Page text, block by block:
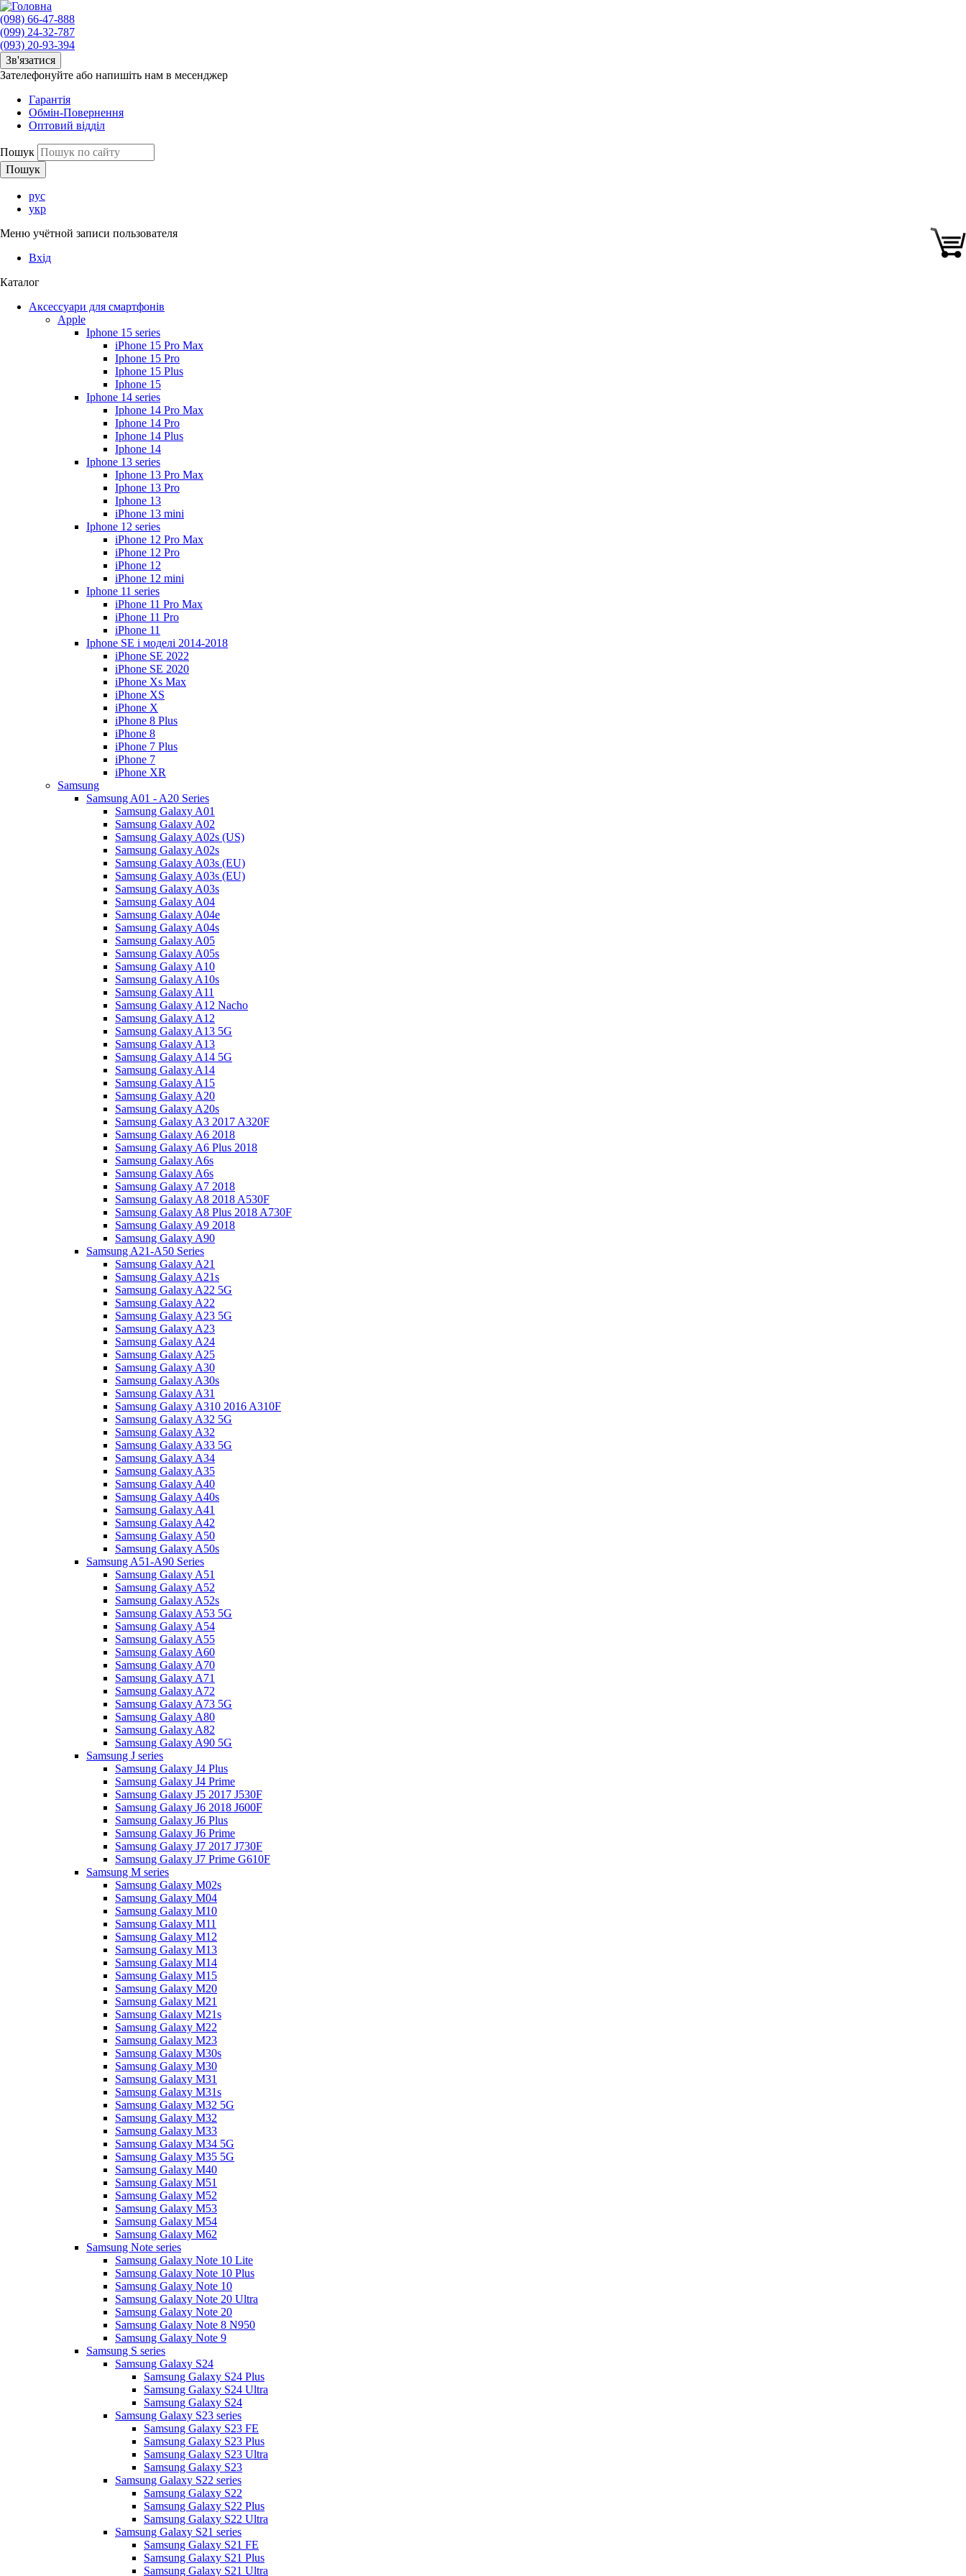
(098) 66-47-888
(099) 24-32-787
(093) 20-93-394
Зв'язатися
Зателефонуйте або напишіть нам в месенджер
Гарантія
Обмін-Повернення
Оптовий відділ
Пошук
рус
укр
Меню учётной записи пользователя
Вхід
Каталог
Аксессуари для смартфонів
Apple
Iphone 15 series
iPhone 15 Pro Max
Iphone 15 Pro
Iphone 15 Plus
Iphone 15
Iphone 14 series
Iphone 14 Pro Max
Iphone 14 Pro
Iphone 14 Plus
Iphone 14
Iphone 13 series
Iphone 13 Pro Max
Iphone 13 Pro
Iphone 13
iPhone 13 mini
Iphone 12 series
iPhone 12 Pro Max
iPhone 12 Pro
iPhone 12
iPhone 12 mini
Iphone 11 series
iPhone 11 Pro Max
iPhone 11 Pro
iPhone 11
Iphone SE і моделі 2014-2018
iPhone SE 2022
iPhone SE 2020
iPhone Xs Max
iPhone XS
iPhone X
iPhone 8 Plus
iPhone 8
iPhone 7 Plus
iPhone 7
iPhone XR
Samsung
Samsung A01 - A20 Series
Samsung Galaxy A01
Samsung Galaxy A02
Samsung Galaxy A02s (US)
Samsung Galaxy A02s
Samsung Galaxy A03s (EU)
Samsung Galaxy A03s (EU)
Samsung Galaxy A03s
Samsung Galaxy A04
Samsung Galaxy A04e
Samsung Galaxy A04s
Samsung Galaxy A05
Samsung Galaxy A05s
Samsung Galaxy A10
Samsung Galaxy A10s
Samsung Galaxy A11
Samsung Galaxy A12 Nacho
Samsung Galaxy A12
Samsung Galaxy A13 5G
Samsung Galaxy A13
Samsung Galaxy A14 5G
Samsung Galaxy A14
Samsung Galaxy A15
Samsung Galaxy A20
Samsung Galaxy A20s
Samsung Galaxy A3 2017 A320F
Samsung Galaxy A6 2018
Samsung Galaxy A6 Plus 2018
Samsung Galaxy A6s
Samsung Galaxy A6s
Samsung Galaxy A7 2018
Samsung Galaxy A8 2018 A530F
Samsung Galaxy A8 Plus 2018 A730F
Samsung Galaxy A9 2018
Samsung Galaxy A90
Samsung A21-A50 Series
Samsung Galaxy A21
Samsung Galaxy A21s
Samsung Galaxy A22 5G
Samsung Galaxy A22
Samsung Galaxy A23 5G
Samsung Galaxy A23
Samsung Galaxy A24
Samsung Galaxy A25
Samsung Galaxy A30
Samsung Galaxy A30s
Samsung Galaxy A31
Samsung Galaxy A310 2016 A310F
Samsung Galaxy A32 5G
Samsung Galaxy A32
Samsung Galaxy A33 5G
Samsung Galaxy A34
Samsung Galaxy A35
Samsung Galaxy A40
Samsung Galaxy A40s
Samsung Galaxy A41
Samsung Galaxy A42
Samsung Galaxy A50
Samsung Galaxy A50s
Samsung A51-A90 Series
Samsung Galaxy A51
Samsung Galaxy A52
Samsung Galaxy A52s
Samsung Galaxy A53 5G
Samsung Galaxy A54
Samsung Galaxy A55
Samsung Galaxy A60
Samsung Galaxy A70
Samsung Galaxy A71
Samsung Galaxy A72
Samsung Galaxy A73 5G
Samsung Galaxy A80
Samsung Galaxy A82
Samsung Galaxy A90 5G
Samsung J series
Samsung Galaxy J4 Plus
Samsung Galaxy J4 Prime
Samsung Galaxy J5 2017 J530F
Samsung Galaxy J6 2018 J600F
Samsung Galaxy J6 Plus
Samsung Galaxy J6 Prime
Samsung Galaxy J7 2017 J730F
Samsung Galaxy J7 Prime G610F
Samsung M series
Samsung Galaxy M02s
Samsung Galaxy M04
Samsung Galaxy M10
Samsung Galaxy M11
Samsung Galaxy M12
Samsung Galaxy M13
Samsung Galaxy M14
Samsung Galaxy M15
Samsung Galaxy M20
Samsung Galaxy M21
Samsung Galaxy M21s
Samsung Galaxy M22
Samsung Galaxy M23
Samsung Galaxy M30s
Samsung Galaxy M30
Samsung Galaxy M31
Samsung Galaxy M31s
Samsung Galaxy M32 5G
Samsung Galaxy M32
Samsung Galaxy M33
Samsung Galaxy M34 5G
Samsung Galaxy M35 5G
Samsung Galaxy M40
Samsung Galaxy M51
Samsung Galaxy M52
Samsung Galaxy M53
Samsung Galaxy M54
Samsung Galaxy M62
Samsung Note series
Samsung Galaxy Note 10 Lite
Samsung Galaxy Note 10 Plus
Samsung Galaxy Note 10
Samsung Galaxy Note 20 Ultra
Samsung Galaxy Note 20
Samsung Galaxy Note 8 N950
Samsung Galaxy Note 9
Samsung S series
Samsung Galaxy S24
Samsung Galaxy S24 Plus
Samsung Galaxy S24 Ultra
Samsung Galaxy S24
Samsung Galaxy S23 series
Samsung Galaxy S23 FE
Samsung Galaxy S23 Plus
Samsung Galaxy S23 Ultra
Samsung Galaxy S23
Samsung Galaxy S22 series
Samsung Galaxy S22
Samsung Galaxy S22 Plus
Samsung Galaxy S22 Ultra
Samsung Galaxy S21 series
Samsung Galaxy S21 FE
Samsung Galaxy S21 Plus
Samsung Galaxy S21 Ultra